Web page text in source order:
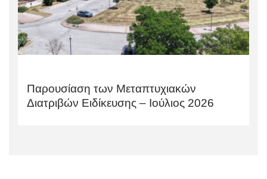
Παρουσίαση των Μεταπτυχιακών
Διατριβών Ειδίκευσης – Ιούλιος 2026